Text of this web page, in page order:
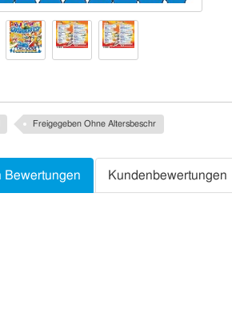
Freigegeben Ohne Altersbeschr
Bewertungen Kundenbewertungen